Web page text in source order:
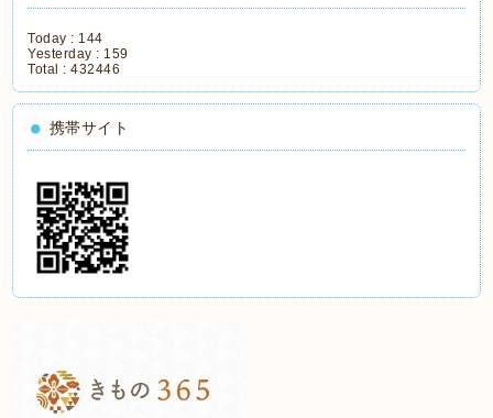
Today : 144
Yesterday : 159
Total :432446
携帯サイト